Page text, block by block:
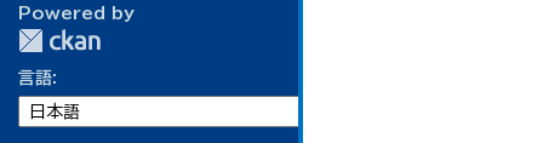
Powered by
言語